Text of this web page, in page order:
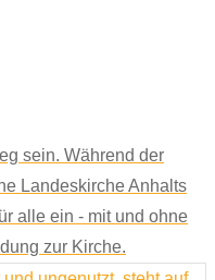
sein. Während der
Landeskirche Anhalts
alle ein - mit und ohne
zur Kirche.